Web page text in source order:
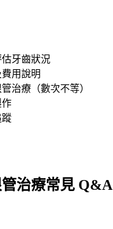
牙齒狀況
用說明
治療（數次不等）
作
蹤
管治療常見 Q&A